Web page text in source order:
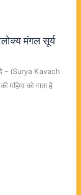
मंगल सूर्य
– (Surya Kavach
महिमा को गाता है